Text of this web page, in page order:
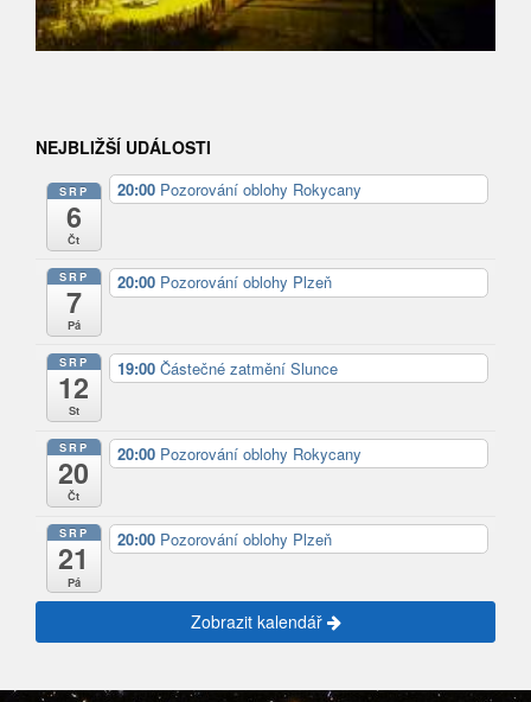
NEJBLIŽŠÍ UDÁLOSTI
SRP
6
Čt
20:00 Pozorování oblohy Rokycany
SRP
7
Pá
20:00 Pozorování oblohy Plzeň
SRP
12
St
19:00 Částečné zatmění Slunce
SRP
20
Čt
20:00 Pozorování oblohy Rokycany
SRP
21
Pá
20:00 Pozorování oblohy Plzeň
Zobrazit kalendář